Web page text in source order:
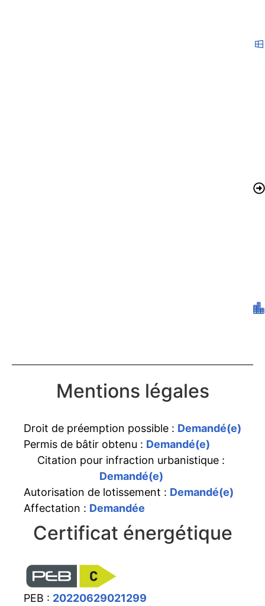
Mentions légales
Droit de préemption possible : Demandé(e)
Permis de bâtir obtenu : Demandé(e)
Citation pour infraction urbanistique :
Demandé(e)
Autorisation de lotissement : Demandé(e)
Affectation : Demandée
Certificat énergétique
PEB : 20220629021299